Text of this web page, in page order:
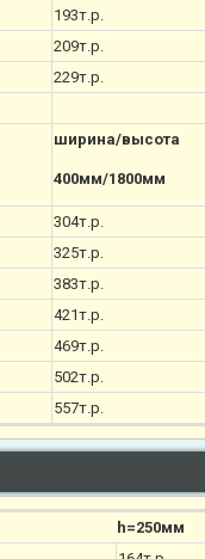
193т.р.
209т.р.
229т.р.
ширина/высота
400мм/1800мм
304т.р.
325т.р.
383т.р.
421т.р.
469т.р.
502т.р.
557т.р.
h=250мм